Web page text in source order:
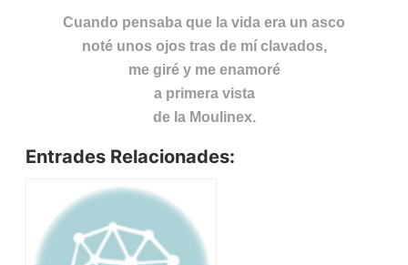
Cuando pensaba que la vida era un asco
noté unos ojos tras de mí clavados,
me giré y me enamoré
a primera vista
de la Moulinex.
Entrades Relacionades: